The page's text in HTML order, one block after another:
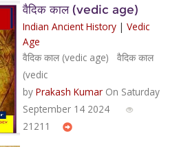
वैदिक काल (vedic age)
Indian Ancient History| Vedic
Age
वैदिक काल (vedic age) वैदिक काल
(vedic
by Prakash KumarOn Saturday
September 14 2024
21211